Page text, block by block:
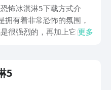
怖冰淇淋5下载方式介
有着非常恐怖的氛围，
很强烈的，再加上它的独
话，可以来看一看。
更多
5